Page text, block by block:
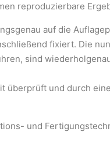
reproduzierbare
auf die
fixiert. Die
sind
überprüft und durch
und